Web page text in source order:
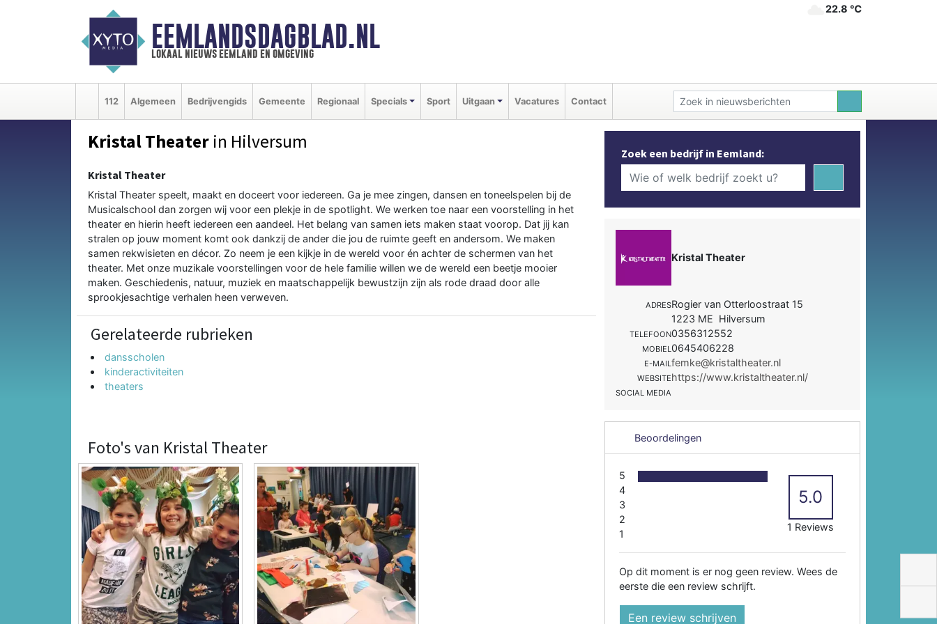
EEMLANDSDAGBLAD.NL
lokaal nieuws eemland en omgeving
22.8 ℃
112 Algemeen Bedrijvengids Gemeente Regionaal Specials Sport Uitgaan Vacatures Contact
Kristal Theater in Hilversum
Kristal Theater
Kristal Theater speelt, maakt en doceert voor iedereen. Ga je mee zingen, dansen en toneelspelen bij de
Musicalschool dan zorgen wij voor een plekje in de spotlight. We werken toe naar een voorstelling in het
theater en hierin heeft iedereen een aandeel. Het belang van samen iets maken staat voorop. Dat jij kan
stralen op jouw moment komt ook dankzij de ander die jou de ruimte geeft en andersom. We maken
samen rekwisieten en décor. Zo neem je een kijkje in de wereld voor én achter de schermen van het
theater. Met onze muzikale voorstellingen voor de hele familie willen we de wereld een beetje mooier
maken. Geschiedenis, natuur, muziek en maatschappelijk bewustzijn zijn als rode draad door alle
sprookjesachtige verhalen heen verweven.
Gerelateerde rubrieken
dansscholen
kinderactiviteiten
theaters
Foto's van Kristal Theater
Zoek een bedrijf in Eemland:
Kristal Theater
ADRESRogier van Otterloostraat 15
1223 ME Hilversum
TELEFOON0356312552
MOBIEL0645406228
E-MAILfemke@kristaltheater.nl
WEBSITEhttps://www.kristaltheater.nl/
SOCIAL MEDIA
Beoordelingen
5
4
3
2
1
5.0
1 Reviews
Op dit moment is er nog geen review. Wees de
eerste die een review schrijft.
Een review schrijven